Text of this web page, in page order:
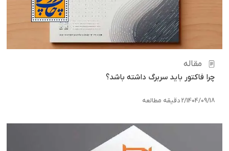
مقاله
چرا فاکتور باید سربرگ داشته باشد؟
1404/09/18
/2 دقیقه مطالعه